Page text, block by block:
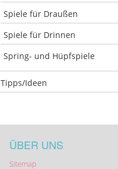
Spiele für Draußen
Spiele für Drinnen
Spring- und Hüpfspiele
Tipps/Ideen
ÜBER UNS
Sitemap